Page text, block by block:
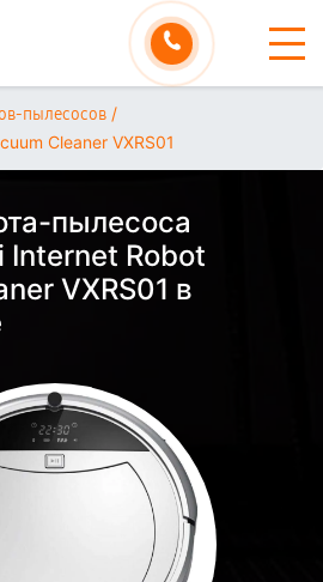
пылесосов /
Cleaner VXRS01
пылесоса
Internet Robot
VXRS01 в